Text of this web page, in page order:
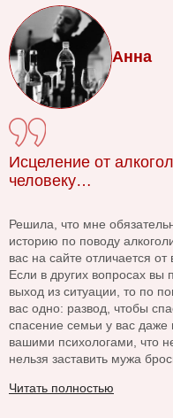
Анна
Исцеление от
человеку…
Решила, что мне
историю по поводу
вас на сайте отличается
Если в других вопросах вы
выход из ситуации, то по
вас одно: развод, чтобы
спасение семьи у вас даже
вашими психологами, что
нельзя заставить мужа
Читать полностью